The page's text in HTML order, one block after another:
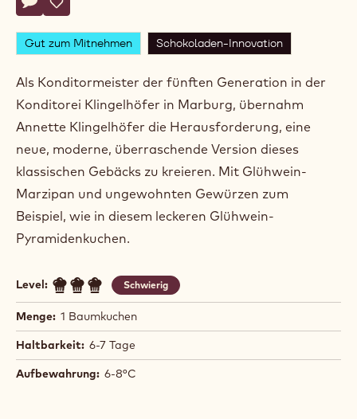
Schreibe einen Kommentar
- Glühwein-Baumkuchen
Speichern
- Glühwein-Baumkuchen
Gut zum Mitnehmen Schokoladen-Innovation
Als Konditormeister der fünften Generation in der
Konditorei Klingelhöfer in Marburg, übernahm
Annette Klingelhöfer die Herausforderung, eine
neue, moderne, überraschende Version dieses
klassischen Gebäcks zu kreieren. Mit Glühwein-
Marzipan und ungewohnten Gewürzen zum
Beispiel, wie in diesem leckeren Glühwein-
Pyramidenkuchen.
Level: Schwierig
Menge: 1 Baumkuchen
Haltbarkeit: 6-7 Tage
Aufbewahrung: 6-8°C